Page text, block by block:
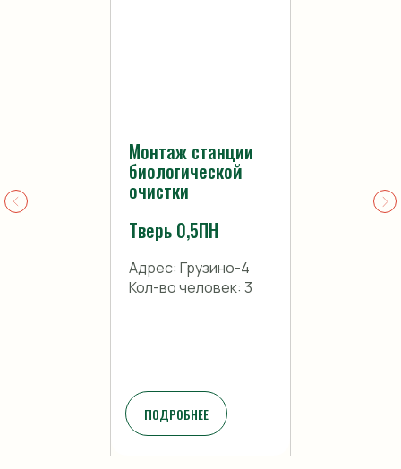
Монтаж станции
биологической
очистки
Тверь 0,5ПН
Адрес: Грузино-4
Кол-во человек: 3
ПОДРОБНЕЕ